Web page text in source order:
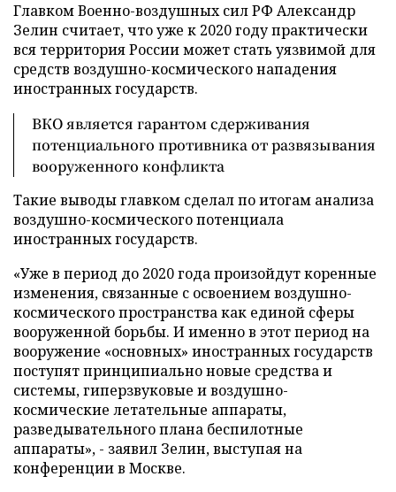
Главком Военно-воздушных сил РФ Александр
Зелин считает, что уже к 2020 году практически
вся территория России может стать уязвимой для
средств воздушно-космического нападения
иностранных государств.
ВКО является гарантом сдерживания
потенциального противника от развязывания
вооруженного конфликта
Такие выводы главком сделал по итогам анализа
воздушно-космического потенциала
иностранных государств.
«Уже в период до 2020 года произойдут коренные
изменения, связанные с освоением воздушно-
космического пространства как единой сферы
вооруженной борьбы. И именно в этот период на
вооружение «основных» иностранных государств
поступят принципиально новые средства и
системы, гиперзвуковые и воздушно-
космические летательные аппараты,
разведывательного плана беспилотные
аппараты», - заявил Зелин, выступая на
конференции в Москве.